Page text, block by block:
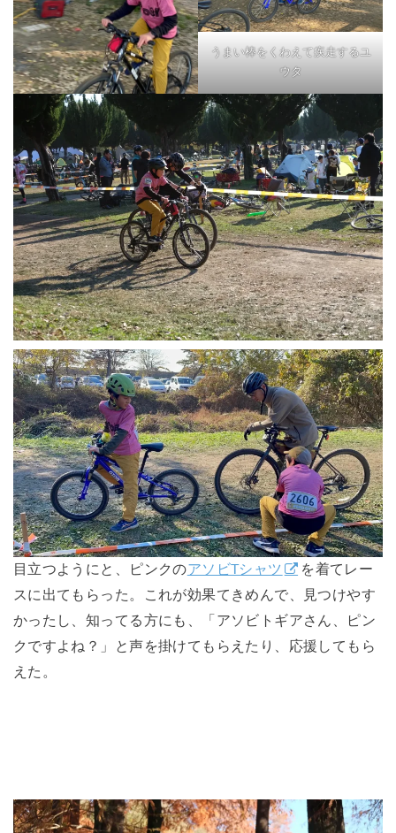
うまい棒をくわえて疾走するユ
ウタ
目立つようにと、ピンクのアソビTシャツ
を着てレー
スに出てもらった。これが効果てきめんで、見つけやす
かったし、知ってる方にも、「アソビトギアさん、ピン
クですよね？」と声を掛けてもらえたり、応援してもら
えた。